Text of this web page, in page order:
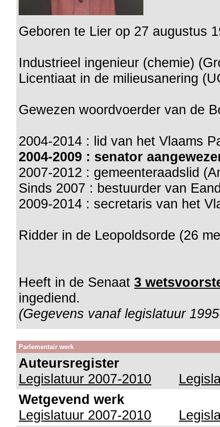
Geboren te Lier op 27 augustus
Industrieel ingenieur (chemie)
Licentiaat in de milieusanering
Gewezen woordvoerder van de
2004-2014 : lid van het Vlaams
2004-2009 : senator
2007-2012 : gemeenteraadslid
Sinds 2007 : bestuurder van
2009-2014 : secretaris van het
Ridder in de Leopoldsorde (26
Heeft in de Senaat3
ingediend.
(Gegevens vanaf legislatuur
Parlementair werk
Auteursregister
Legislatuur 2007-2010
Wetgevend werk
Legislatuur 2007-2010